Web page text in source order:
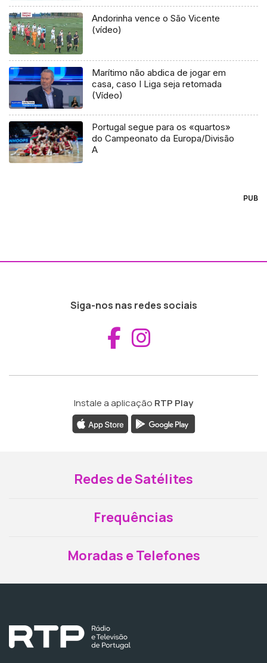
Andorinha vence o São Vicente
(vídeo)
Marítimo não abdica de jogar em
casa, caso I Liga seja retomada
(Vídeo)
Portugal segue para os «quartos»
do Campeonato da Europa/Divisão
A
PUB
Siga-nos nas redes sociais
Aceder ao
Instale a aplicação RTP Play
Redes de Satélites
Frequências
Moradas e Telefones